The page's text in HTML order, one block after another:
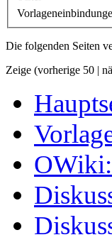
Die folgenden Seiten
Zeige (vorherige 50 |